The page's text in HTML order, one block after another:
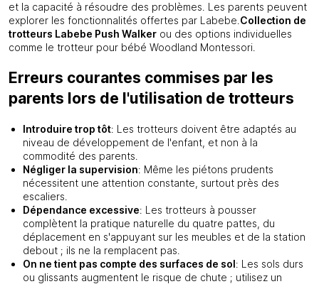
et la capacité à résoudre des problèmes. Les parents peuvent
explorer les fonctionnalités offertes par Labebe. Collection de
trotteurs Labebe Push Walker ou des options individuelles
comme le trotteur pour bébé Woodland Montessori.
Erreurs courantes commises par les
parents lors de l'utilisation de trotteurs
Introduire trop tôt: Les trotteurs doivent être adaptés au
niveau de développement de l'enfant, et non à la
commodité des parents.
Négliger la supervision: Même les piétons prudents
nécessitent une attention constante, surtout près des
escaliers.
Dépendance excessive: Les trotteurs à pousser
complètent la pratique naturelle du quatre pattes, du
déplacement en s'appuyant sur les meubles et de la station
debout ; ils ne la remplacent pas.
On ne tient pas compte des surfaces de sol: Les sols durs
ou glissants augmentent le risque de chute ; utilisez un